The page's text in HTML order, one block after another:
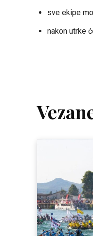
sve ekipe
nakon utrke